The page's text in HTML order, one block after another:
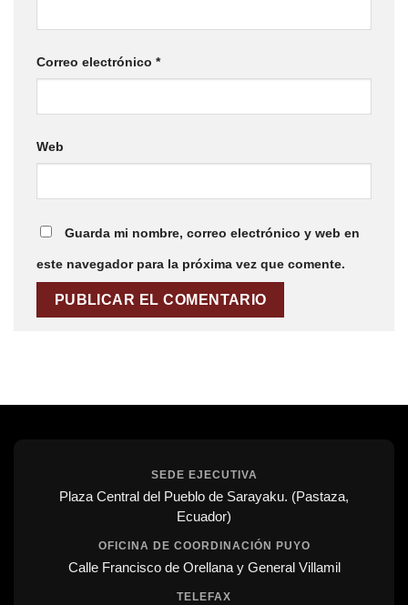
Correo electrónico *
Web
Guarda mi nombre, correo electrónico y web en
este navegador para la próxima vez que comente.
SEDE EJECUTIVA
Plaza Central del Pueblo de Sarayaku. (Pastaza,
Ecuador)
OFICINA DE COORDINACIÓN PUYO
Calle Francisco de Orellana y General Villamil
TELEFAX